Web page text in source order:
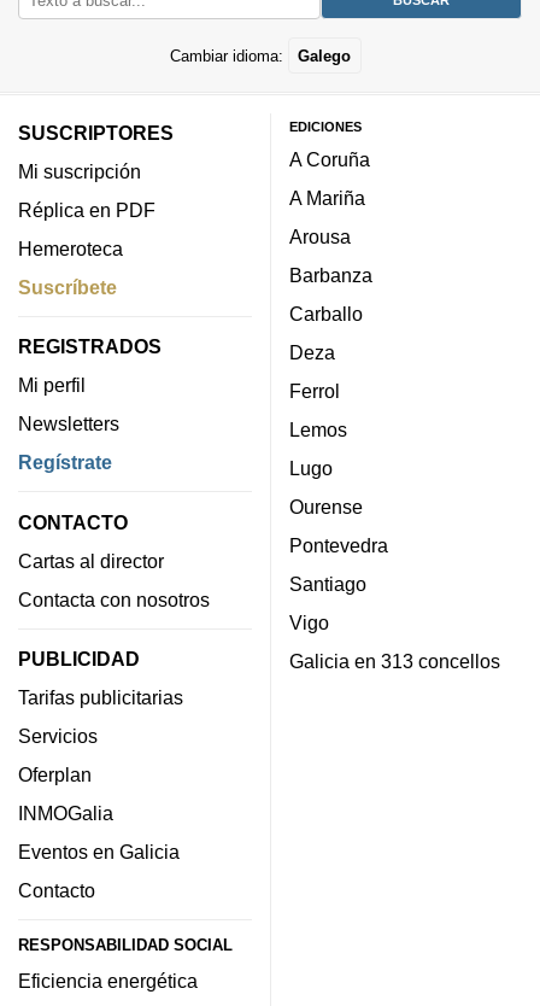
Cambiar idioma: Galego
SUSCRIPTORES
Mi suscripción
Réplica en PDF
Hemeroteca
Suscríbete
REGISTRADOS
Mi perfil
Newsletters
Regístrate
CONTACTO
Cartas al director
Contacta con nosotros
PUBLICIDAD
Tarifas publicitarias
Servicios
Oferplan
INMOGalia
Eventos en Galicia
Contacto
RESPONSABILIDAD SOCIAL
Eficiencia energética
EDICIONES
A Coruña
A Mariña
Arousa
Barbanza
Carballo
Deza
Ferrol
Lemos
Lugo
Ourense
Pontevedra
Santiago
Vigo
Galicia en 313 concellos